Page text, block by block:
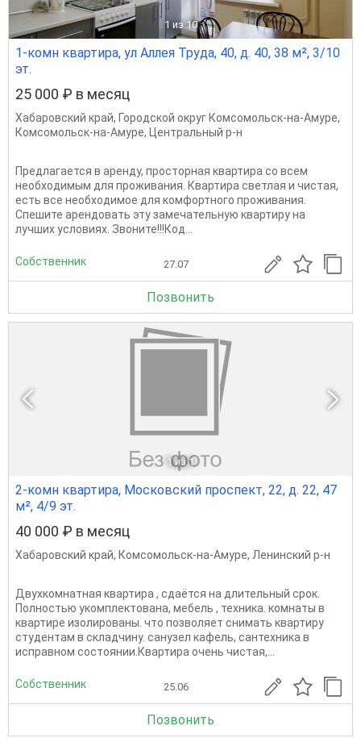
1 из 10
1-комн квартира, ул Аллея Труда, 40, д. 40, 38 м², 3/10
эт.
25 000 ₽ в месяц
Хабаровский край, Городской округ Комсомольск-на-Амуре,
Комсомольск-на-Амуре, Центральный р-н
Предлагается в аренду, просторная квартира со всем
необходимым для проживания. Квартира светлая и чистая,
есть все необходимое для комфортного проживания.
Спешите арендовать эту замечательную квартиру на
лучших условиях. Звоните!!!Код...
Собственник 27.07
Позвонить
1 из 1
2-комн квартира, Московский проспект, 22, д. 22, 47
м², 4/9 эт.
40 000 ₽ в месяц
Хабаровский край, Комсомольск-на-Амуре, Ленинский р-н
Двухкомнатная квартира , сдаётся на длительный срок.
Полностью укомплектована, мебель , техника. комнаты в
квартире изолированы. что позволяет снимать квартиру
студентам в складчину. санузел кафель, сантехника в
исправном состоянии.Квартира очень чистая,...
Собственник 25.06
Позвонить